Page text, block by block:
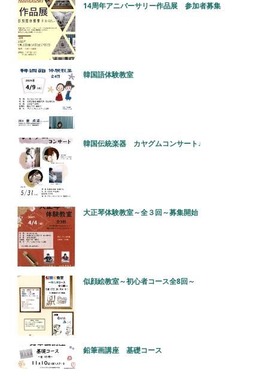
14周年アニバーサリー作品展 参加者募集
韓国語体験教室
韓国伝統楽器 カヤグムコンサート♩
大正琴体験教室～全３回～募集開始
似顔絵教室～初心者コース全8回～
鉛筆画講座 基礎コース